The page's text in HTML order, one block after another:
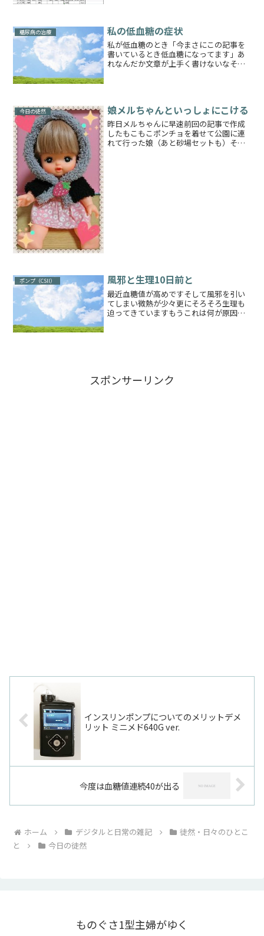
糖尿病の治療 私の低血糖の症状
私が低血糖のとき「今まさにこの記事を
書いているとき低血糖になってます」あ
れなんだか文章が上手く書けないなそん
今日の徒然 娘メルちゃんといっしょにこける
昨日メルちゃんに早速前回の記事で作成
したもこもこポンチョを着せて公園に連
れて行った娘（あと砂場セットも）それ
ポンプ（CSII） 風邪と生理10日前と
最近血糖値が高めですそして風邪を引い
てしまい微熱が少々更にそろそろ生理も
迫ってきていますもうこれは何が原因か
スポンサーリンク
インスリンポンプについてのメリットデメ
リット ミニメド640G ver.
今度は血糖値連続40が出る
ホーム デジタルと日常の雑記
徒然・日々のひとこ
と
今日の徒然
ものぐさ1型主婦がゆく